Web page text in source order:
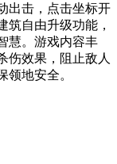
出击，点击坐标开
筑自由升级功能，
慧。游戏内容丰
伤效果，阻止敌人
地安全。